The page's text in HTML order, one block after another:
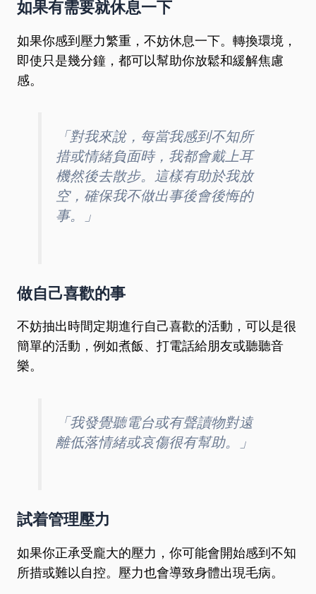
如果有需要就休息一下
如果你感到壓力繁重，不妨休息一下。轉換環境，
即使只是幾分鐘，都可以幫助你放鬆和緩解焦慮
感。
「對我來說，每當我感到不知所
措或情緒負面時，我都會戴上耳
機然後去散步。這樣有助於我放
空，確保我不做出事後會後悔的
事。」
做自己喜歡的事
不妨抽出時間定期進行自己喜歡的活動，可以是很
簡單的活動，例如煮飯、打電話給朋友或聽聽音
樂。
「我發覺聽電台或有聲讀物對遠
離低落情緒或哀傷很有幫助。」
試着管理壓力
如果你正承受龐大的壓力，你可能會開始感到不知
所措或難以自控。壓力也會導致身體出現毛病。